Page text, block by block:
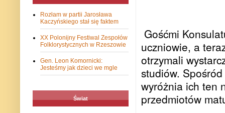
Gośćmi
uczniowie, a
otrzymali
studiów.
wyróżnia ich ten
przedmiotów
Rozłam w partii Jarosława
Kaczyńskiego stał się faktem
XX Polonijny Festiwal Zespołów
Folklorystycznych w Rzeszowie
Gen. Leon Komornicki:
Jesteśmy jak dzieci we mgle
Świat